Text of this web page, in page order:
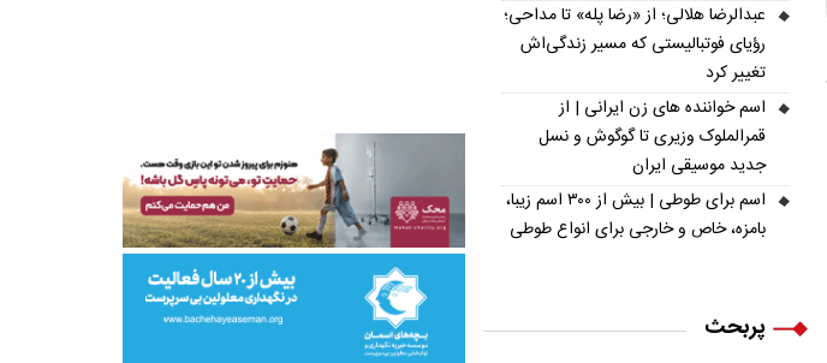
عبدالرضا هلالی؛ از «رضا پله» تا مداحی؛
رؤیای فوتبالیستی که مسیر زندگی‌اش
تغییر کرد
اسم خواننده های زن ایرانی | از
قمرالملوک وزیری تا گوگوش و نسل
جدید موسیقی ایران
اسم برای طوطی | بیش از ۳۰۰ اسم زیبا،
بامزه، خاص و خارجی برای انواع طوطی
پربحث